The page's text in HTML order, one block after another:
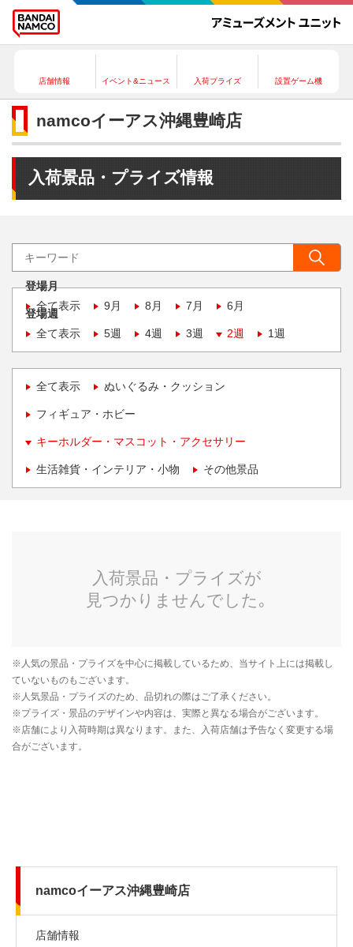
店舗情報 イベント&ニュース 入荷プライズ 設置ゲーム機
namcoイーアス沖縄豊崎店
入荷景品・プライズ情報
登場月
全て表示
9月 8月 7月 6月
登場週
全て表示
5週 4週 3週 2週 1週
全て表示 ぬいぐるみ・クッション
フィギュア・ホビー
キーホルダー・マスコット・アクセサリー
生活雑貨・インテリア・小物 その他景品
namcoイーアス沖縄豊崎店
店舗情報